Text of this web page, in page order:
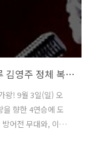
복면가왕 선크림 고스트나인 준성 탕후루 김영주 정체 복면가왕 1급특수요원 김종서 207대가왕 결정전 419회
왕! 9월 3일(일) 오
향한 4연승에 도
어전 무대와, 이를
금가면을 차지하기